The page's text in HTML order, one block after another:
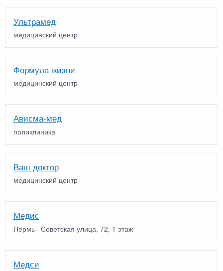
Ультрамед
медицинский центр
Формула жизни
медицинский центр
Ависма-мед
поликлиника
Ваш доктор
медицинский центр
Медис
Пермь · Советская улица, 72; 1 этаж
Медси